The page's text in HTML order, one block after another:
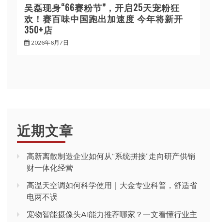
吴磊现身“66赛粉节”，开启25天宠粉狂
欢！赛百味中国跑出加速度 今年将新开
350+店
2026年6月7日
近期文章
高新离散制造企业如何从“系统拼接”走向研产供销
财一体化经营
高温天空调如何科学使用｜大金专业科普，舒适省
电两不误
宠物智能摄像头AI能力推荐哪家？一文看懂行业主